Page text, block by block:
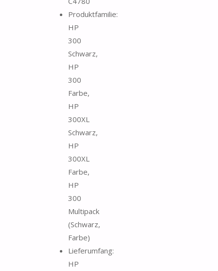
Produktfamilie:
HP
300
Schwarz,
HP
300
Farbe,
HP
300XL
Schwarz,
HP
300XL
Farbe,
HP
300
Multipack
(Schwarz,
Farbe)
Lieferumfang:
HP